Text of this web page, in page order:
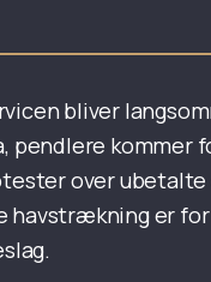
bliver
pendlere
over ubetalte
er